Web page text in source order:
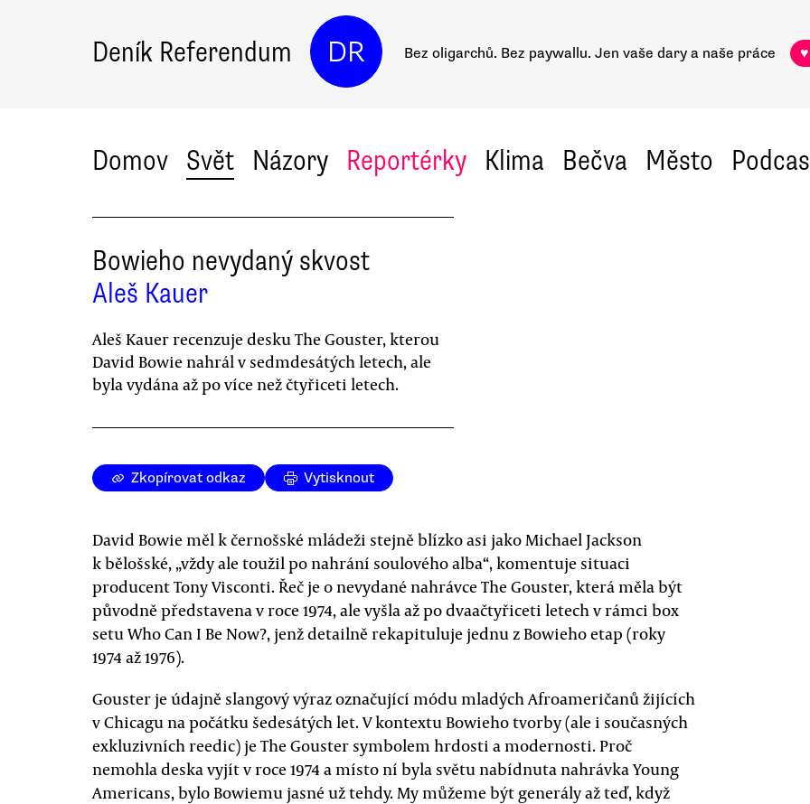
Deník Referendum DR Bez oligarchů. Bez paywallu. Jen vaše dary a naše práce
Domov Svět Názory Reportérky Klima Bečva Město
Bowieho nevydaný skvost
Aleš Kauer
Aleš Kauer recenzuje desku The Gouster, kterou
David Bowie nahrál v sedmdesátých letech, ale
byla vydána až po více než čtyřiceti letech.
Zkopírovat odkaz Vytisknout
David Bowie měl k černošské mládeži stejně blízko asi jako Michael Jackson
k bělošské, „vždy ale toužil po nahrání soulového alba“, komentuje situaci
producent Tony Visconti. Řeč je o nevydané nahrávce The Gouster, která měla být
původně představena v roce 1974, ale vyšla až po dvaačtyřiceti letech v rámci box
setu Who Can I Be Now?, jenž detailně rekapituluje jednu z Bowieho etap (roky
1974 až 1976).
Gouster je údajně slangový výraz označující módu mladých Afroameričanů žijících
v Chicagu na počátku šedesátých let. V kontextu Bowieho tvorby (ale i současných
exkluzivních reedic) je The Gouster symbolem hrdosti a modernosti. Proč
nemohla deska vyjít v roce 1974 a místo ní byla světu nabídnuta nahrávka Young
Americans, bylo Bowiemu jasné už tehdy. My můžeme být generály až teď, když